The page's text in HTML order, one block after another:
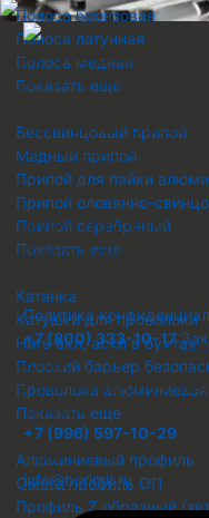
Полоса бронзовая
Полоса латунная
Полоса медная
Показать еще
Бессвинцовый припой
Медный припой
Припой для пайки
Припой оловянно-
Припой серебряный
Показать еще
Катанка
Катушки для проволоки
Нить акл, аскл в бухтах
Плоский барьер
Проволока алюминиевая
Показать еще
Профиль
Алюминиевый профиль
Омега профиль ОП
Профиль Z образный
Металлопрокат и
металлоконструкций
Комплексное
ОГРН 1236600076680
ИНН 6686157412
© ООО "ПТК "Боримир"
Предложение не
Политика
+7 (800) 333-10-17
Адрес
г. Екатеринбург, ул.
Телефон
+7 (996) 597-10-29
Email
info@borimir.ru